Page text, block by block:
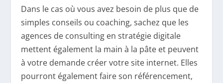
Dans le cas où vous avez besoin de plus que de
simples conseils ou coaching, sachez que les
agences de consulting en stratégie digitale
mettent également la main à la pâte et peuvent
à votre demande créer votre site internet. Elles
pourront également faire son référencement,